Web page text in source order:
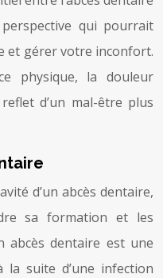
qui pourrait
et gérer votre inconfort.
physique, la douleur
d’un mal-être plus
d’un abcès dentaire,
sa formation et les
abcès dentaire est une
suite d’une infection